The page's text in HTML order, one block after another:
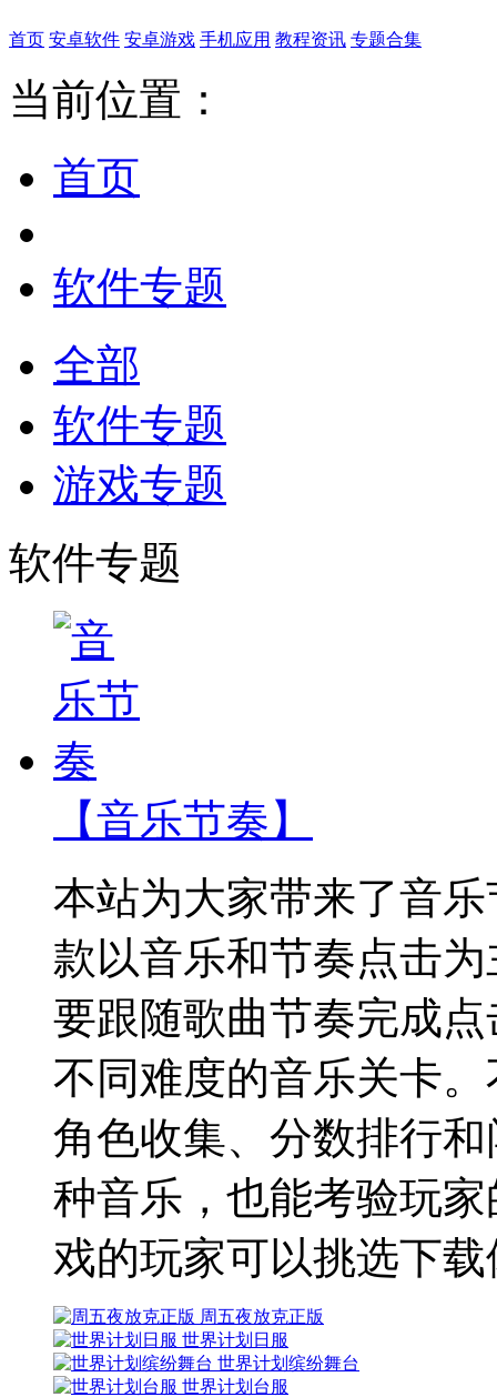
首页 安卓软件 安卓游戏 手机应用 教程资讯 专题合集
当前位置：
首页
软件专题
全部
软件专题
游戏专题
软件专题
【音乐节奏】
本站为大家带来了音
款以音乐和节奏点击
要跟随歌曲节奏完成
不同难度的音乐关卡
角色收集、分数排行
种音乐，也能考验玩
戏的玩家可以挑选下
周五夜放克正版
世界计划日服
世界计划缤纷舞台
世界计划台服